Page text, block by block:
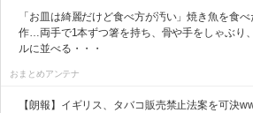
「お皿は綺麗だけど食べ方が汚い」焼き魚を食
作…両手で1本ずつ箸を持ち、骨や手をしゃぶり
ルに並べる・・・
おまとめアンテナ
【朗報】イギリス、タバコ販売禁止法案を可決